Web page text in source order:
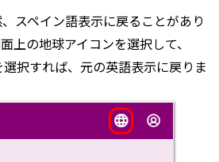
スペイン語表示に戻ることがあり
上の地球アイコンを選択して、
択すれば、元の英語表示に戻りま